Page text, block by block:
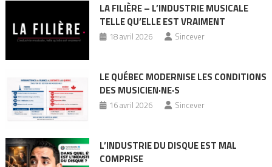
LA FILIÈRE – L’INDUSTRIE MUSICALE
TELLE QU’ELLE EST VRAIMENT
18 avril 2026 Sincever
LE QUÉBEC MODERNISE LES CONDITIONS
DES MUSICIEN·NE·S
16 avril 2026 Sincever
L’INDUSTRIE DU DISQUE EST MAL
COMPRISE